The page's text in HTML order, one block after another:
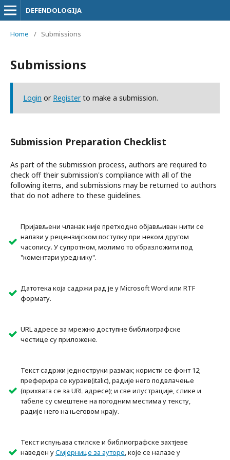
DEFENDOLOGIJA
Home / Submissions
Submissions
Login or Registerto make a submission.
Submission Preparation Checklist
As part of the submission process, authors are required to
check off their submission's compliance with all of the
following items, and submissions may be returned to authors
that do not adhere to these guidelines.
Пријављени чланак није претходно објављиван нити се
налази у рецензијском поступку при неком другом
часопису. У супротном, молимо то образложити под
"коментари уреднику".
Датотека која садржи рад је у Microsoft Word или RTF
формату.
URL адресе за мрежно доступне библиографске
честице су приложене.
Текст садржи једноструки размак; користи се фонт 12;
преферира се курзив(italic), радије него подвлачење
(прихвата се за URL адресе); и све илустрације, слике и
табеле су смештене на погодним местима у тексту,
радије него на његовом крају.
Текст испуњава стилске и библиографске захтјеве
наведен уСмјернице за ауторе, које се налазе у